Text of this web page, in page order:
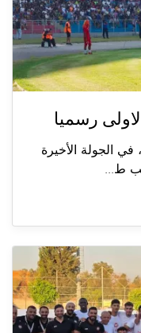
رسميا
فوز طرابلس على السلام زغرتا 1-0، في الجولة الأخيرة
ط...